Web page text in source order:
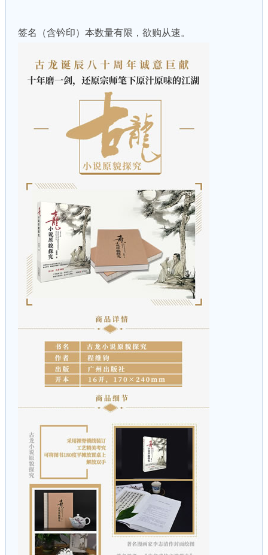
签名（含钤印）本数量有限，欲购从速。